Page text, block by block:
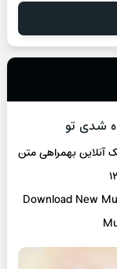
شدی تو
آنلاینبهمراهی متن
Download New